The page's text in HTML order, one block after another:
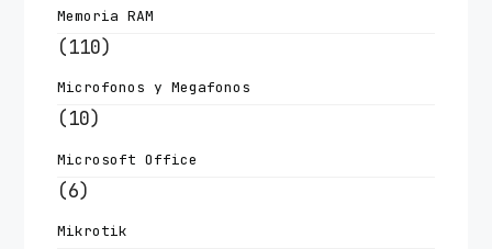
Memoria RAM
(110)
Microfonos y Megafonos
(10)
Microsoft Office
(6)
Mikrotik